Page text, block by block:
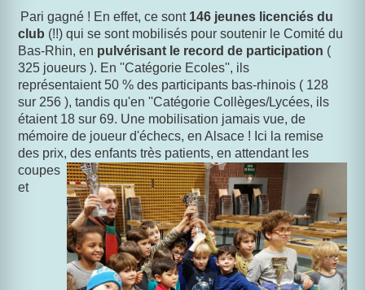
Pari gagné ! En effet, ce sont 146 jeunes licenciés du
club (!!) qui se sont mobilisés pour soutenir le Comité du
Bas-Rhin, en pulvérisant le record de participation (
325 joueurs ). En ''Catégorie Ecoles'', ils
représentaient 50 % des participants bas-rhinois ( 128
sur 256 ), tandis qu'en ''Catégorie Collèges/Lycées, ils
étaient 18 sur 69. Une mobilisation jamais vue, de
mémoire de joueur d'échecs, en Alsace ! Ici la remise
des prix, des enfants très patients, en attendant les
coupes
et